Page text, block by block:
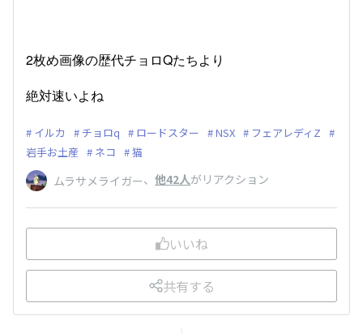
2枚め画像の歴代チョロQたちより
絶対速いよね
イルカ チョロq ロードスター NSX
フェアレディZ
岩手お土産
ネコ 猫
ムラサメライガー、 他42人がリアクション
いいね
共有する